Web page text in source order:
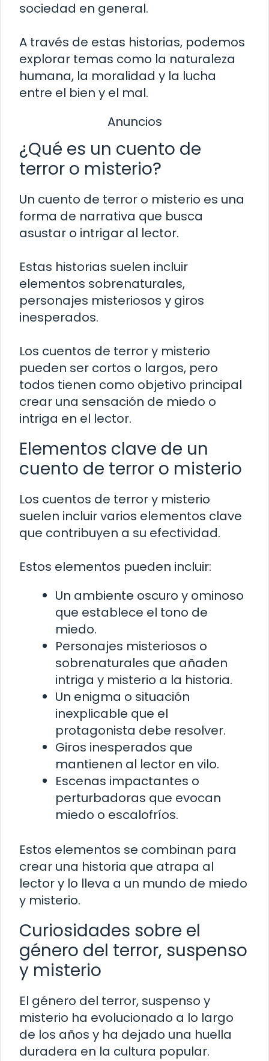
sociedad en general.
A través de estas historias, podemos
explorar temas como la naturaleza
humana, la moralidad y la lucha
entre el bien y el mal.
Anuncios
¿Qué es un cuento de
terror o misterio?
Un cuento de terror o misterio es una
forma de narrativa que busca
asustar o intrigar al lector.
Estas historias suelen incluir
elementos sobrenaturales,
personajes misteriosos y giros
inesperados.
Los cuentos de terror y misterio
pueden ser cortos o largos, pero
todos tienen como objetivo principal
crear una sensación de miedo o
intriga en el lector.
Elementos clave de un
cuento de terror o misterio
Los cuentos de terror y misterio
suelen incluir varios elementos clave
que contribuyen a su efectividad.
Estos elementos pueden incluir:
Un ambiente oscuro y ominoso
que establece el tono de
miedo.
Personajes misteriosos o
sobrenaturales que añaden
intriga y misterio a la historia.
Un enigma o situación
inexplicable que el
protagonista debe resolver.
Giros inesperados que
mantienen al lector en vilo.
Escenas impactantes o
perturbadoras que evocan
miedo o escalofríos.
Estos elementos se combinan para
crear una historia que atrapa al
lector y lo lleva a un mundo de miedo
y misterio.
Curiosidades sobre el
género del terror, suspenso
y misterio
El género del terror, suspenso y
misterio ha evolucionado a lo largo
de los años y ha dejado una huella
duradera en la cultura popular.